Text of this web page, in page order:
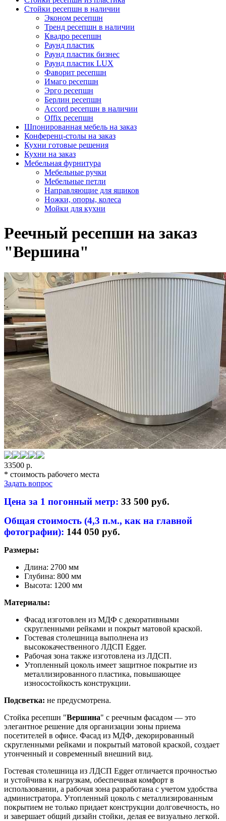
Стойки ресепшн в наличии
Эконом ресепшн
Тренд ресепшн в наличии
Квадро ресепшн
Раунд пластик
Раунд пластик бизнес
Раунд пластик LUX
Фаворит ресепшн
Имаго ресепшн
Эрго ресепшн
Берлин ресепшн
Accord ресепшн в наличии
Offix ресепшн
Шпонированная мебель на заказ
Конференц-столы на заказ
Кухни готовые решения
Кухни на заказ
Мебельная фурнитура
Мебельные ручки
Мебельные петли
Направляющие для ящиков
Ножки, опоры, колеса
Мойки для кухни
Реечный ресепшн на заказ
"Вершина"
33500 р.
* cтоимость рабочего места
Задать вопрос
Цена за 1 погонный метр: 33 500 руб.
Общая стоимость (4,3 п.м., как на главной
фотографии): 144 050 руб.
Размеры:
Длина: 2700 мм
Глубина: 800 мм
Высота: 1200 мм
Материалы:
Фасад изготовлен из МДФ с декоративными
скругленными рейками и покрыт матовой краской.
Гостевая столешница выполнена из
высококачественного ЛДСП Egger.
Рабочая зона также изготовлена из ЛДСП.
Утопленный цоколь имеет защитное покрытие из
металлизированного пластика, повышающее
износостойкость конструкции.
Подсветка: не предусмотрена.
Стойка ресепшн "Вершина" с реечным фасадом — это
элегантное решение для организации зоны приема
посетителей в офисе. Фасад из МДФ, декорированный
скругленными рейками и покрытый матовой краской, создает
утонченный и современный внешний вид.
Гостевая столешница из ЛДСП Egger отличается прочностью
и устойчива к нагрузкам, обеспечивая комфорт в
использовании, а рабочая зона разработана с учетом удобства
администратора. Утопленный цоколь с металлизированным
покрытием не только придает конструкции долговечность, но
и завершает общий дизайн стойки, делая ее визуально легкой.